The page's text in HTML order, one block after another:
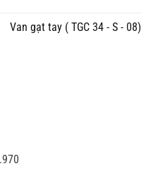
Van gạt tay ( TGC 34 - S - 08)